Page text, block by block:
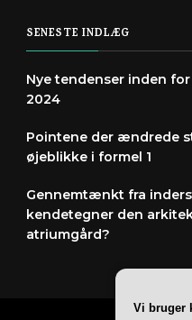
SENESTE INDLÆG
Nye tendenser inden
2024
Pointene der ændrede
øjeblikke i formel 1
Gennemtænkt fra
kendetegner den
atriumgård?
Vi bruger